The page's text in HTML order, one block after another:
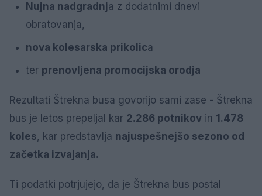
Nujna nadgradnja z dodatnimi dnevi
obratovanja,
nova kolesarska prikolica
ter prenovljena promocijska orodja
Rezultati Štrekna busa govorijo sami zase - Štrekna
bus je letos prepeljal kar 2.286 potnikov in 1.478
koles, kar predstavlja najuspešnejšo sezono od
začetka izvajanja.
Ti podatki potrjujejo, da je Štrekna bus postal